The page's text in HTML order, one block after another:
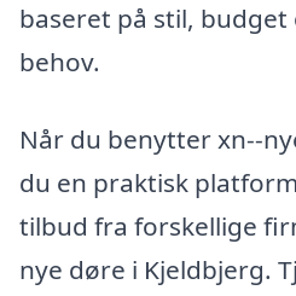
baseret på stil, budget
behov.
Når du benytter xn--
du en praktisk
tilbud fra forskellige
nye døre i Kjeldbjerg.